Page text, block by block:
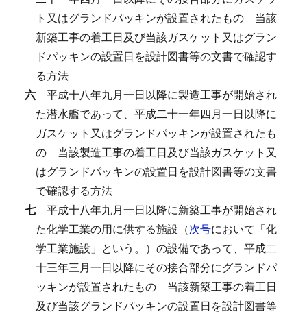
ト又はグランドパッキンが設置されたもの
当該
新築工事の着工日及び当該ガスケット又はグラン
ドパッキンの設置日を設計図書等の文書で確認す
る方法
六 平成十八年九月一日以降に製造工事が開始され
た潜水艦であって、平成二十一年四月一日以降に
ガスケット又はグランドパッキンが設置されたも
の
当該製造工事の着工日及び当該ガスケット又
はグランドパッキンの設置日を設計図書等の文書
で確認する方法
七 平成十八年九月一日以降に新築工事が開始され
た化学工業の用に供する施設（次号において「化
学工業施設」という。）の設備であって、平成二
十三年三月一日以降にその接合部分にグランドパ
ッキンが設置されたもの
当該新築工事の着工日
及び当該グランドパッキンの設置日を設計図書等